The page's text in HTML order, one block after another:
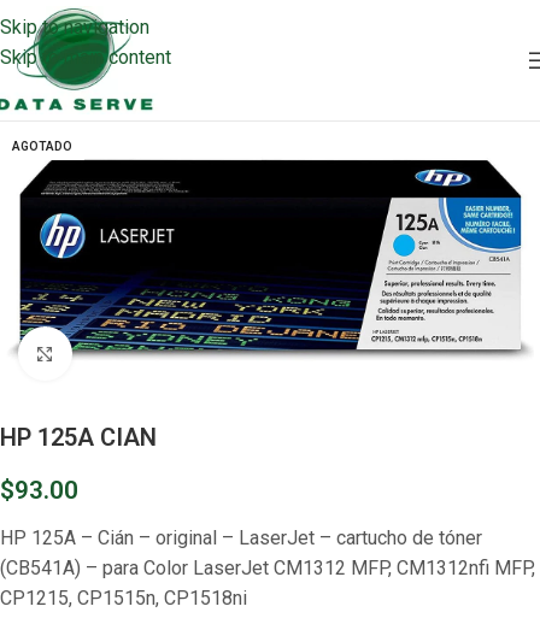
Skip to navigation
Skip to main content
AGOTADO
Clic para ampliar
HP 125A CIAN
$93.00
HP 125A – Cián – original – LaserJet – cartucho de tóner
(CB541A) – para Color LaserJet CM1312 MFP, CM1312nfi MFP,
CP1215, CP1515n, CP1518ni